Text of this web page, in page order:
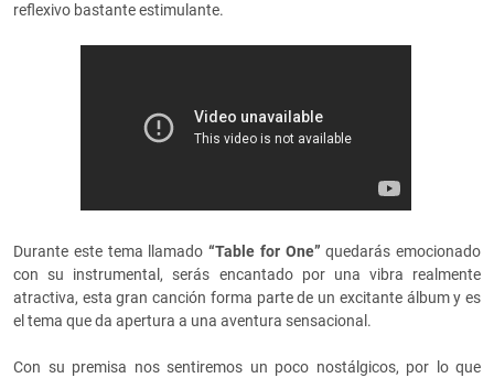
reflexivo bastante estimulante.
Durante este tema llamado “Table for One”quedarás emocionado
con su instrumental, serás encantado por una vibra realmente
atractiva, esta gran canción forma parte de un excitante álbum y es
el tema que da apertura a una aventura sensacional.
Con su premisa nos sentiremos un poco nostálgicos, por lo que